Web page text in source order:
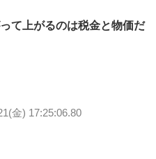
て上がるのは税金と物価だ
金) 17:25:06.80